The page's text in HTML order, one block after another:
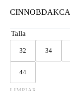
CINNOBDAKCA
Talla
32 34
44